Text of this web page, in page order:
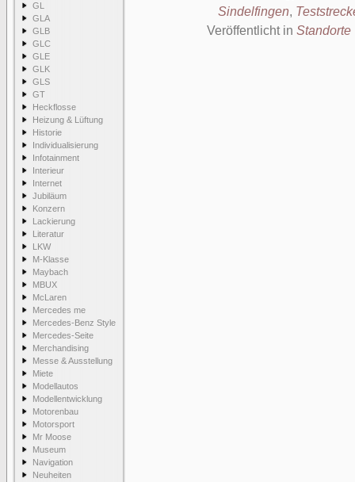
GL
GLA
GLB
GLC
GLE
GLK
GLS
GT
Heckflosse
Heizung & Lüftung
Historie
Individualisierung
Infotainment
Interieur
Internet
Jubiläum
Konzern
Lackierung
Literatur
LKW
M-Klasse
Maybach
MBUX
McLaren
Mercedes me
Mercedes-Benz Style
Mercedes-Seite
Merchandising
Messe & Ausstellung
Miete
Modellautos
Modellentwicklung
Motorenbau
Motorsport
Mr Moose
Museum
Navigation
Neuheiten
Sindelfingen,
Veröffentlicht in Standorte